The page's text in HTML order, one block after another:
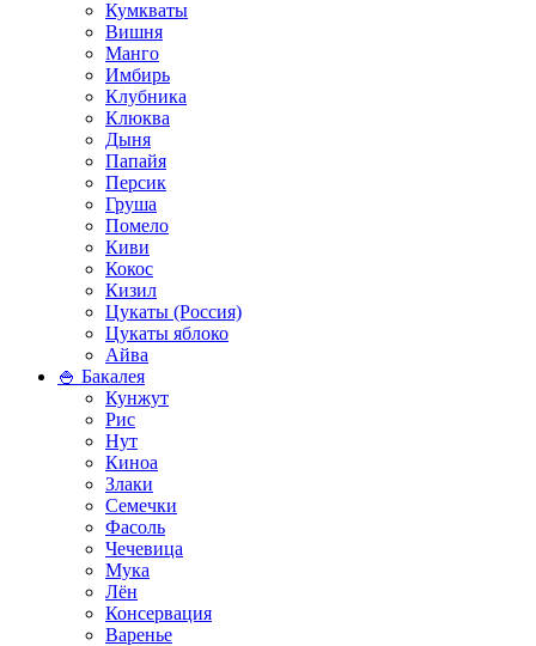
Кумкваты
Вишня
Манго
Имбирь
Клубника
Клюква
Дыня
Папайя
Персик
Груша
Помело
Киви
Кокос
Кизил
Цукаты (Россия)
Цукаты яблоко
Айва
🍚 Бакалея
Кунжут
Рис
Нут
Киноа
Злаки
Семечки
Фасоль
Чечевица
Мука
Лён
Консервация
Варенье